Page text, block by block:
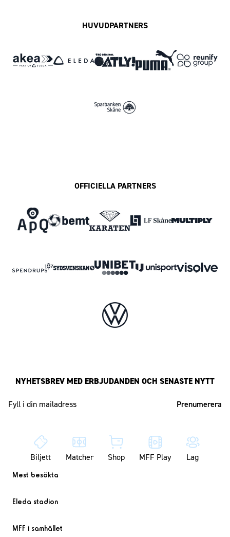
HUVUDPARTNERS
OFFICIELLA PARTNERS
NYHETSBREV MED ERBJUDANDEN OCH SENASTE NYTT
Biljett Matcher Shop MFF Play Lag
Mest besökta
Eleda stadion
MFF i samhället